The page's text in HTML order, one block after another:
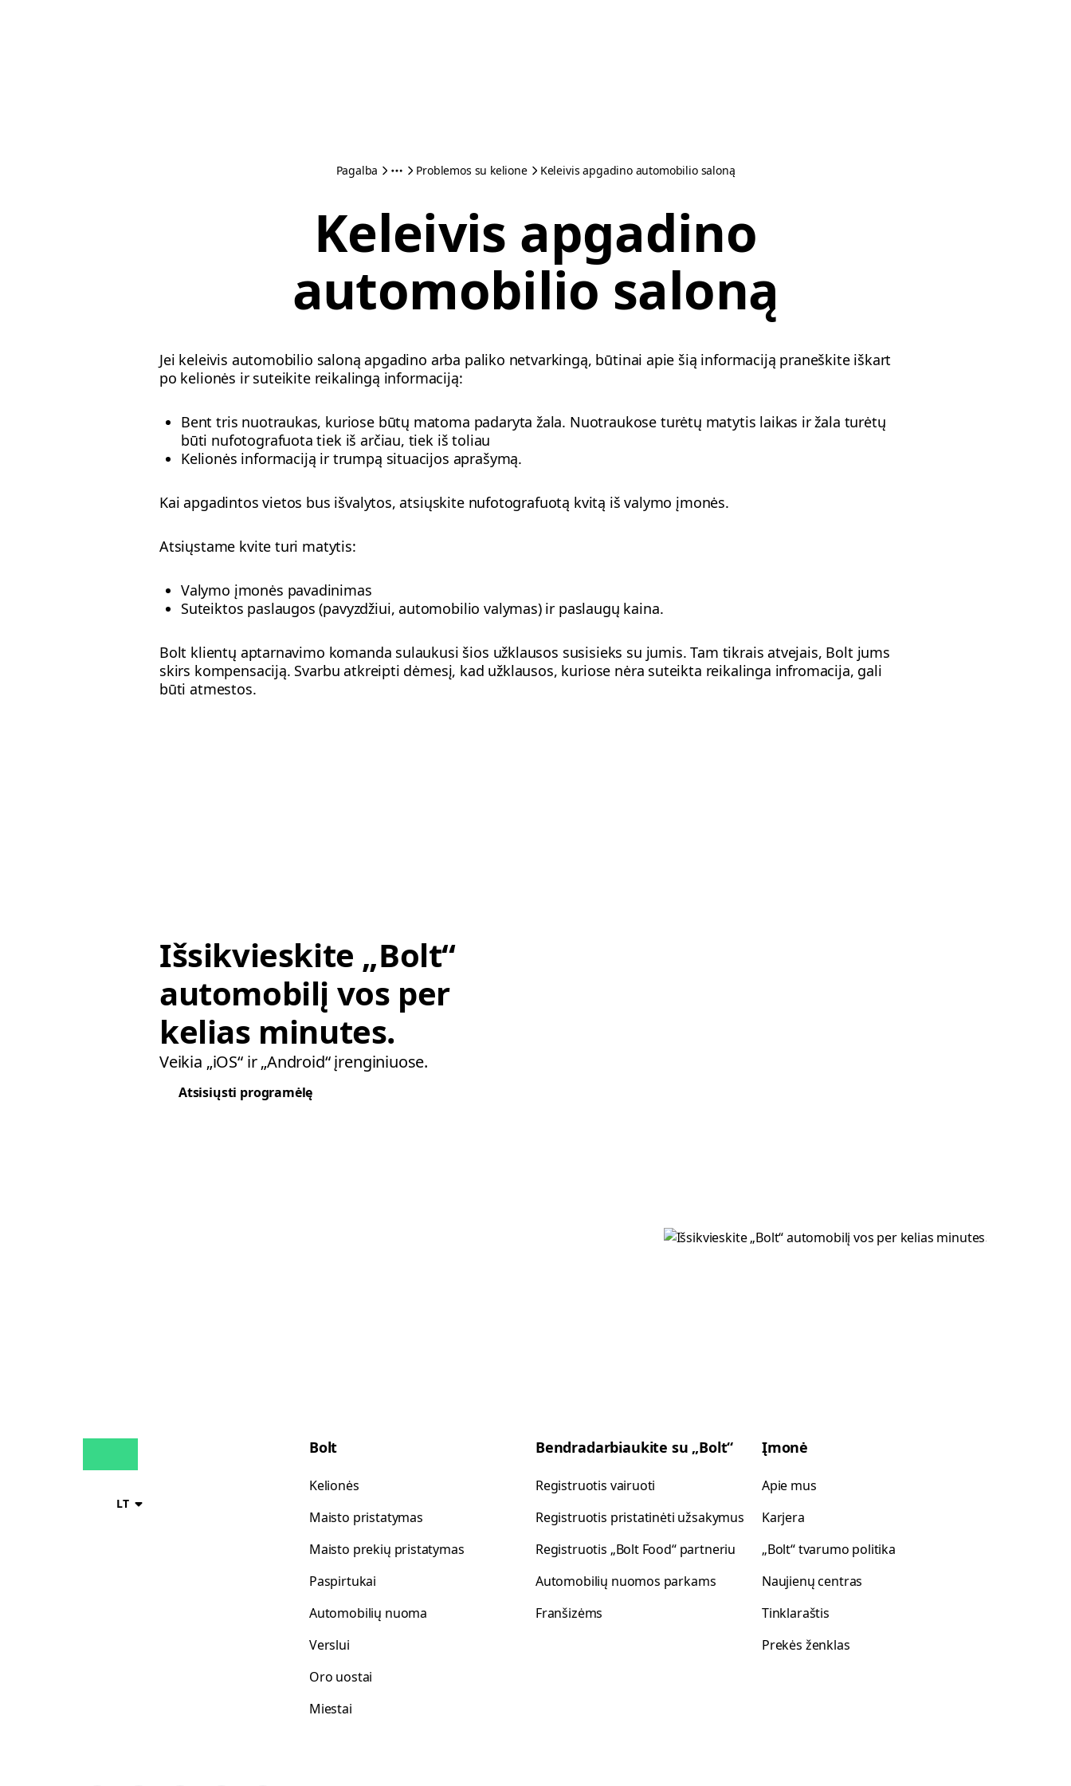
Pagalba Problemos su kelione Keleivis apgadino automobilio saloną
Keleivis apgadino
automobilio saloną
Jei keleivis automobilio saloną apgadino arba paliko netvarkingą, būtinai apie šią informaciją praneškite iškart
po kelionės ir suteikite reikalingą informaciją:
Bent tris nuotraukas, kuriose būtų matoma padaryta žala. Nuotraukose turėtų matytis laikas ir žala turėtų
būti nufotografuota tiek iš arčiau, tiek iš toliau
Kelionės informaciją ir trumpą situacijos aprašymą.
Kai apgadintos vietos bus išvalytos, atsiųskite nufotografuotą kvitą iš valymo įmonės.
Atsiųstame kvite turi matytis:
Valymo įmonės pavadinimas
Suteiktos paslaugos (pavyzdžiui, automobilio valymas) ir paslaugų kaina.
Bolt klientų aptarnavimo komanda sulaukusi šios užklausos susisieks su jumis. Tam tikrais atvejais, Bolt jums
skirs kompensaciją. Svarbu atkreipti dėmesį, kad užklausos, kuriose nėra suteikta reikalinga infromacija, gali
būti atmestos.
Išsikvieskite „Bolt“
automobilį vos per
kelias minutes.
Veikia „iOS“ ir „Android“ įrenginiuose.
Atsisiųsti programėlę
LT
Bolt
Kelionės
Maisto pristatymas
Maisto prekių pristatymas
Paspirtukai
Automobilių nuoma
Verslui
Oro uostai
Miestai
Bendradarbiaukite su „Bolt“
Registruotis vairuoti
Registruotis pristatinėti užsakymus
Registruotis „Bolt Food“ partneriu
Automobilių nuomos parkams
Franšizėms
Įmonė
Apie mus
Karjera
„Bolt“ tvarumo politika
Naujienų centras
Tinklaraštis
Prekės ženklas